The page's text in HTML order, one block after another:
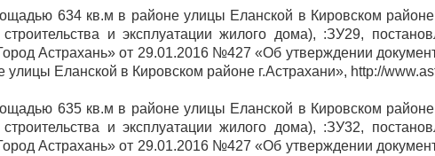
634 кв.м в районе улицы Еланской в Кировском
и эксплуатации жилого дома), :ЗУ29,
Астрахань» от 29.01.2016 №427 «Об утверждении
Еланской в Кировском районе г.Астрахани», http://
635 кв.м в районе улицы Еланской в Кировском
и эксплуатации жилого дома), :ЗУ32,
Астрахань» от 29.01.2016 №427 «Об утверждении